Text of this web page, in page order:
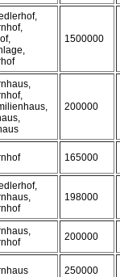
1500000
200000
165000
198000
200000
250000